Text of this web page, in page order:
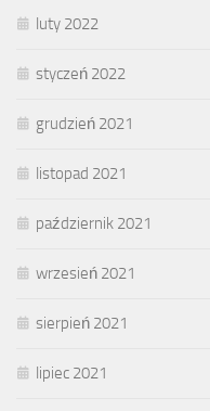
luty 2022
styczeń 2022
grudzień 2021
listopad 2021
październik 2021
wrzesień 2021
sierpień 2021
lipiec 2021